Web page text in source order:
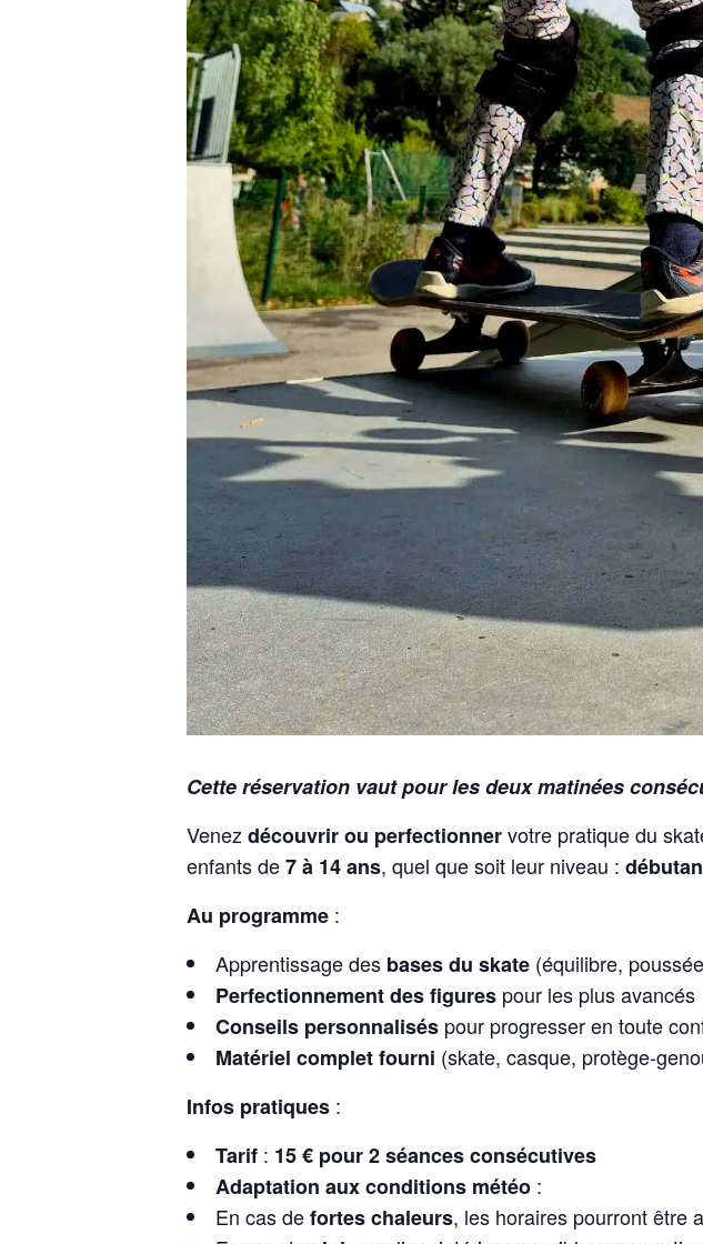
Cette réservation vaut pour les deux matinées
Venez découvrir ou perfectionnervotre pratique du
enfants de7 à 14 ans, quel que soit leur niveau :
Au programme :
Apprentissage des bases du skate (équilibre,
Perfectionnement des figures pour les plus avancés
Conseils personnalisés pour progresser en toute
Matériel complet fourni (skate, casque, protège-
Infos pratiques :
Tarif : 15 € pour 2 séances consécutives
Adaptation aux conditions météo :
En cas defortes chaleurs, les horaires pourront être